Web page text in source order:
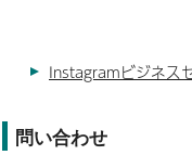
Instagramビジネス
問い合わせ